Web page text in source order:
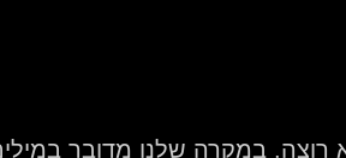
במקרה שלנו מדובר